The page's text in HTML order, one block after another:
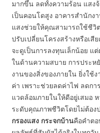
มากขึ้น ลดทั้งความร้อน แสง
เป็นคอนโดสูง อาคารสำนักง
แสงช่วยให้คุณสามารถใช้ชีวิ
ปรับเปลี่ยนโครงสร้างหรือเสี
จะดูเป็นการลงทุนเล็กน้อย แ
ในด้านความสบาย การประห
งานของสิ่งของภายใน ยิ่งใช้
ค่า เพราะช่วยลดค่าไฟ ลดก
แวดล้อมภายในให้ดีอยู่เสมอ
ระดับคุณภาพชีวิตโดยไม่ต้อง
กรองแสง กระจกบ้านคือคำต